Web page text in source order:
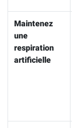
Maintenez
une
respiration
artificielle